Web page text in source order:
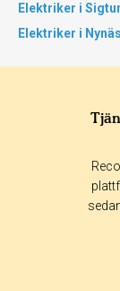
Elektriker i
Elektriker i